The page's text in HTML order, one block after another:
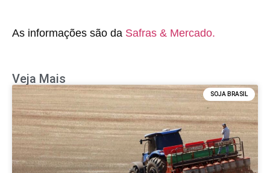
As informações são da Safras & Mercado.
Veja Mais
SOJA BRASIL